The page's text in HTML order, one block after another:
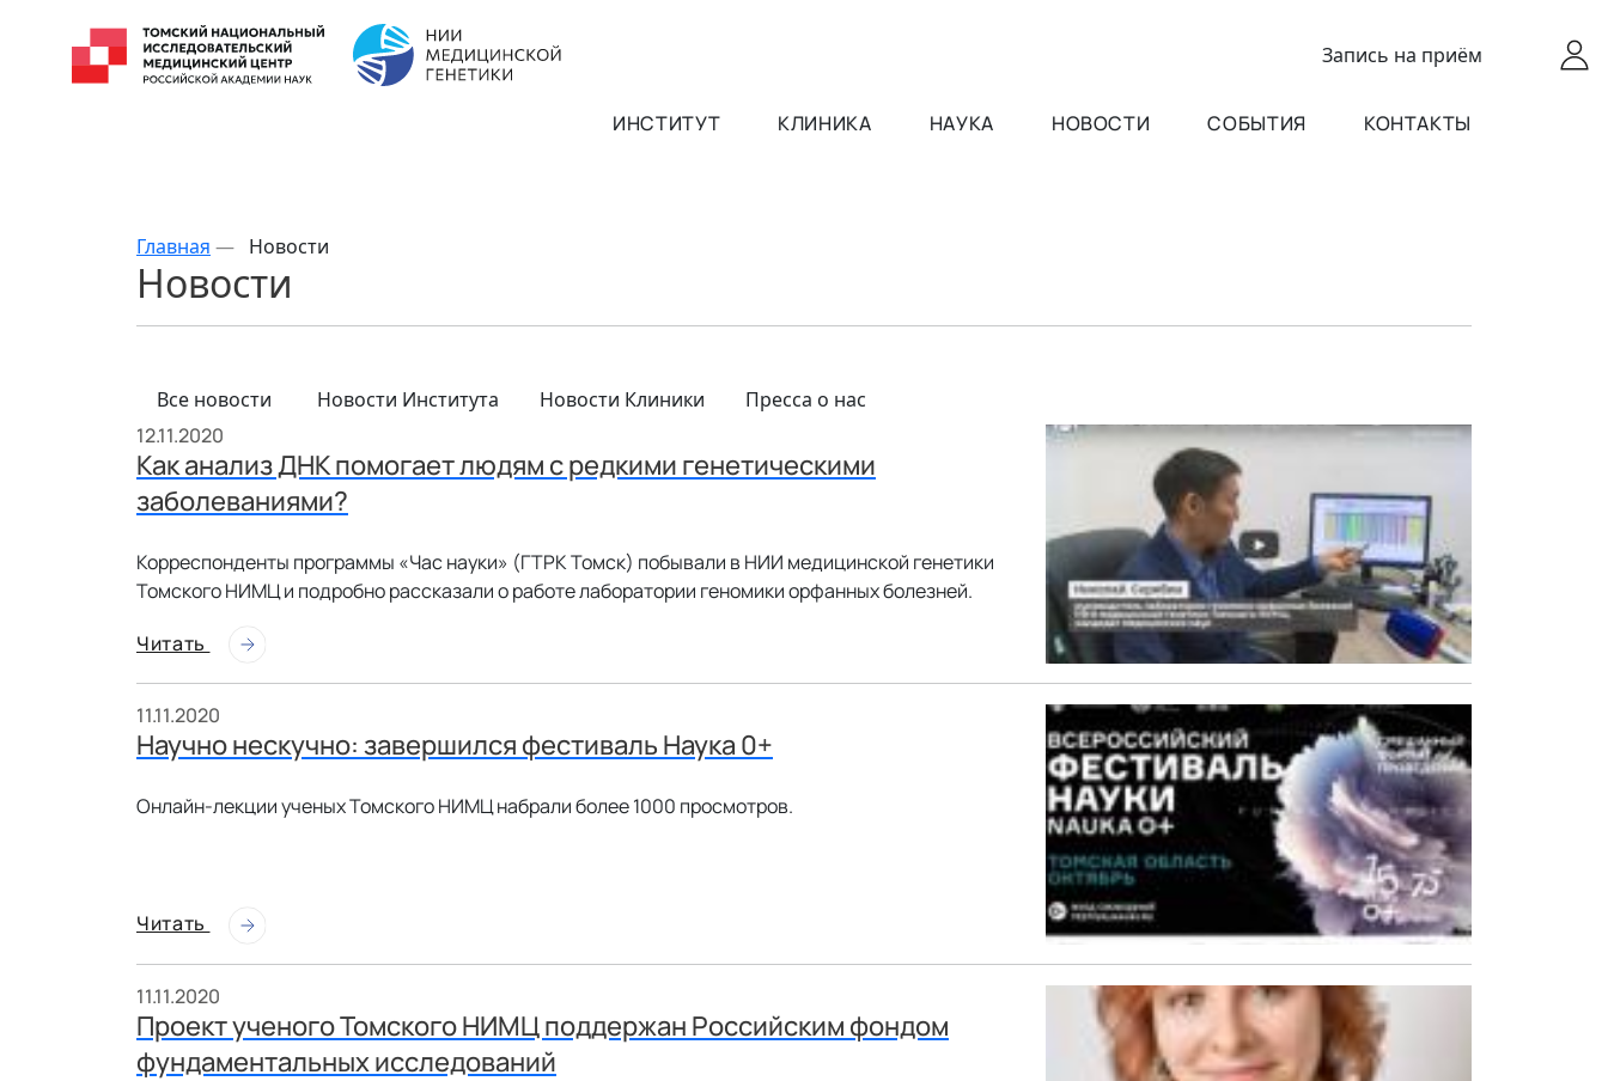
Запись на приём
ИНСТИТУТ КЛИНИКА НАУКА НОВОСТИ СОБЫТИЯ КОНТАКТЫ
Главная — Новости
Новости
Все новости Новости Института Новости Клиники
Пресса о нас
12.11.2020
Как анализ ДНК помогает людям с редкими генетическими
заболеваниями?
Корреспонденты программы «Час науки» (ГТРК Томск) побывали в НИИ медицинской генетики
Томского НИМЦ и подробно рассказали о работе лаборатории геномики орфанных болезней.
Читать
11.11.2020
Научно нескучно: завершился фестиваль Наука 0+
Онлайн-лекции ученых Томского НИМЦ набрали более 1000 просмотров.
Читать
11.11.2020
Проект ученого Томского НИМЦ поддержан Российским фондом
фундаментальных исследований